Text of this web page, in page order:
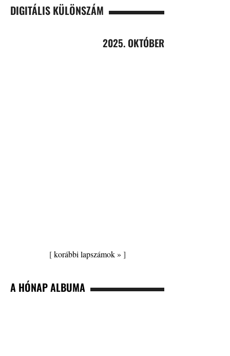
DIGITÁLIS KÜLÖNSZÁM
2025. OKTÓBER
[korábbi lapszámok » ]
A HÓNAP ALBUMA